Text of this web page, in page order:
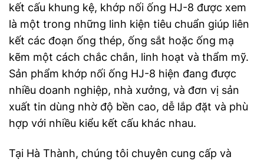
kết cấu khung kệ, khớp nối ống HJ-8 được xem
là một trong những linh kiện tiêu chuẩn giúp liên
kết các đoạn ống thép, ống sắt hoặc ống mạ
kẽm một cách chắc chắn, linh hoạt và thẩm mỹ.
Sản phẩm khớp nối ống HJ-8 hiện đang được
nhiều doanh nghiệp, nhà xưởng, và đơn vị sản
xuất tin dùng nhờ độ bền cao, dễ lắp đặt và phù
hợp với nhiều kiểu kết cấu khác nhau.
Tại Hà Thành, chúng tôi chuyên cung cấp và